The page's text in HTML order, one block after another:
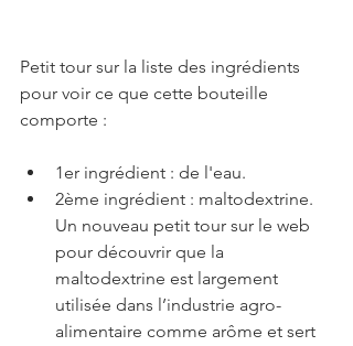
Petit tour sur la liste des ingrédients
pour voir ce que cette bouteille
comporte :
1er ingrédient : de l'eau.
2ème ingrédient : maltodextrine.
Un nouveau petit tour sur le web
pour découvrir que la
maltodextrine est largement
utilisée dans l’industrie agro-
alimentaire comme arôme et sert